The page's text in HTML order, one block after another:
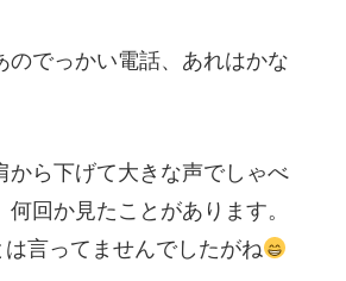
のでっかい電話、あれはかな
から下げて大きな声でしゃべ
回か見たことがあります。
言ってませんでしたがね